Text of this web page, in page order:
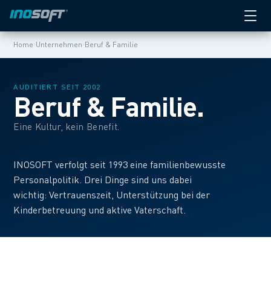
Home›Unternehmen›Beruf & Familie
AUDITIERT SEIT 2002
Beruf & Familie.
Eine Kultur, kein Benefit.
INOSOFT verfolgt seit 1993 eine familienbewusste
Personalpolitik. Drei Dinge sind uns dabei
wichtig: Vertrauenszeit, Unterstützung bei der
Kinderbetreuung und aktive Vaterschaft.